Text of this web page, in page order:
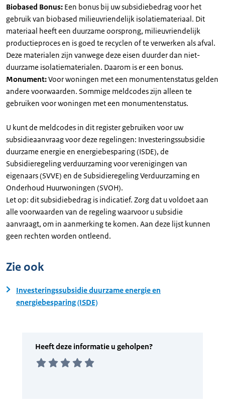
Biobased Bonus: Een bonus bij uw subsidiebedrag voor het
gebruik van biobased milieuvriendelijk isolatiemateriaal. Dit
materiaal heeft een duurzame oorsprong, milieuvriendelijk
productieproces en is goed te recyclen of te verwerken als afval.
Deze materialen zijn vanwege deze eisen duurder dan niet-
duurzame isolatiematerialen. Daarom is er een bonus.
Monument:Voor woningen met een monumentenstatus gelden
andere voorwaarden. Sommige meldcodes zijn alleen te
gebruiken voor woningen met een monumentenstatus.
U kunt de meldcodes in dit register gebruiken voor uw
subsidieaanvraag voor deze regelingen: Investeringssubsidie
duurzame energie en energiebesparing (ISDE), de
Subsidieregeling verduurzaming voor verenigingen van
eigenaars (SVVE) en de Subsidieregeling Verduurzaming en
Onderhoud Huurwoningen (SVOH).
Let op: dit subsidiebedrag is indicatief. Zorg dat u voldoet aan
alle voorwaarden van de regeling waarvoor u subsidie
aanvraagt, om in aanmerking te komen. Aan deze lijst kunnen
geen rechten worden ontleend.
Zie ook
Investeringssubsidie duurzame energie en
energiebesparing (ISDE)